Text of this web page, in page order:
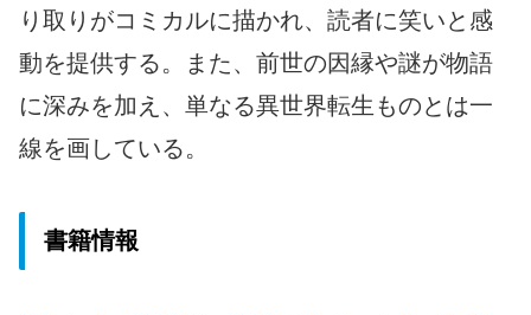
り取りがコミカルに描かれ、読者に笑いと感
動を提供する。また、前世の因縁や謎が物語
に深みを加え、単なる異世界転生ものとは一
線を画している。
書籍情報